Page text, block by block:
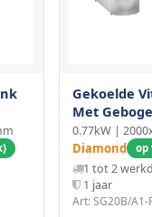
Gekoelde
Met
Sokkels
0.77kW |
Diamond op
1 tot 2
1 jaar
Art: SG20B/A1-